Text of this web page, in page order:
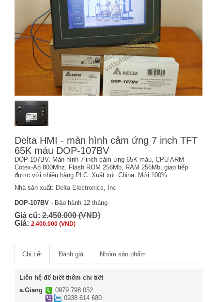
Delta HMI - màn hình cảm ứng 7 inch TFT
65K màu DOP-107BV
DOP-107BV. Màn hình 7 inch cảm ứng 65K màu, CPU ARM
Cotex-A8 800Mhz, Flash ROM 256Mb, RAM 256Mb, giao tiếp
được với nhiều hãng PLC. Xuất xứ: China. Mới 100%.
Nhà sản xuất: Delta Electronics, Inc
DOP-107BV - Bảo hành 12 tháng
Giá cũ: 2.450.000 (VND)
Giá: 2.400.000 (VND)
Chi tiết Đánh giá Nhóm sản phẩm
Liên hệ để biết thêm chi tiết
a.Giang
0979 798 052
0938 614 680